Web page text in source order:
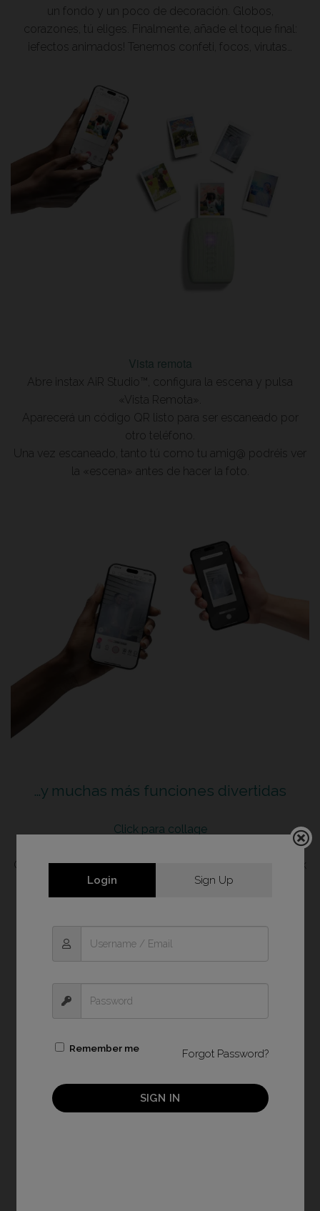
un fondo y un poco de decoración. Globos,
corazones, tú eliges. Finalmente, añade el toque final:
¡efectos animados! Tenemos confeti, focos, virutas…
Vista remota
Abre instax AiR Studio™, configura la escena y pulsa
«Vista Remota».
Aparecerá un código QR listo para ser escaneado por
otro teléfono.
Una vez escaneado, tanto tú como tu amig@ podréis ver
la «escena» antes de hacer la foto.
…y muchas más funciones divertidas
Click para collage
Crea el mejor fotomatón con la aplicación. El modo Click
para Collage captura una serie de seis imágenes a
intervalos de tres segundos.
para imprimirlas como un collage.
Login Sign Up
Remember me Forgot Password?
SIGN IN